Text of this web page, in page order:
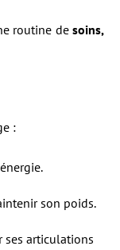
routine de soins,
:
son poids.
ses articulations